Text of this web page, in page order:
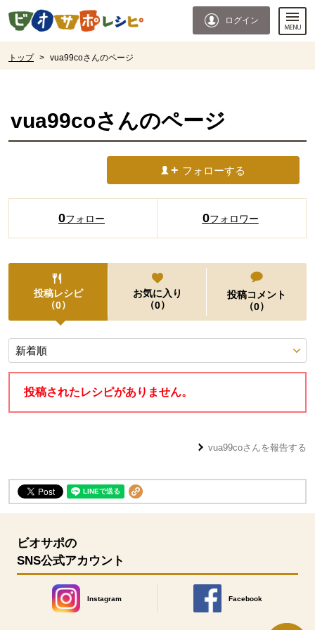
ページの先頭です。
ログイン
トップ > vua99coさんのページ
vua99coさんのページ
フォローする
0フォロー 0フォロワー
投稿レシピ
（0）
お気に入り
（0）
投稿コメント
（0）
投稿レシピ
投稿されたレシピがありません。
vua99coさんを報告する
ビオサポの
SNS公式アカウント
Instagram
別のウィンドウで開きます。
Facebook
別のウィンドウで開きます